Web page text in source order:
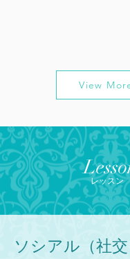
View
レッスン
ソシアル（社